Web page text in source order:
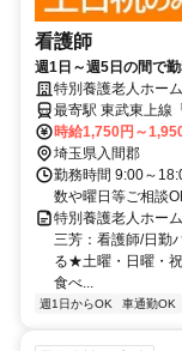
看護師
週1日～週5日の間で
なども相談OK☆格安
川越駅/所沢駅/ふじみ
特別養護老人ホー
最寄駅 東武東上線
所停留所」下車徒
「宮前」下車徒歩5
JR川越線「川越駅
分、東武東上線「
時給1,750円～
埼玉県入間郡
勤務時間 9:00～
数や曜日等ご相談
特別養護老人ホー
三芳：看護師/日勤
る★土曜・日曜・
食べ...
週1日からOK 車通勤OK